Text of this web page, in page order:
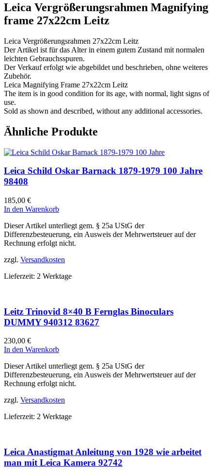
Leica Vergrößerungsrahmen Magnifying
frame 27x22cm Leitz
Leica Vergrößerungsrahmen 27x22cm Leitz
Der Artikel ist für das Alter in einem gutem Zustand mit normalen
leichten Gebrauchsspuren.
Der Verkauf erfolgt wie abgebildet und beschrieben, ohne weiteres
Zubehör.
Leica Magnifying Frame 27x22cm Leitz
The item is in good condition for its age, with normal, light signs of
use.
Sold as shown and described, without any additional accessories.
Ähnliche Produkte
Leica Schild Oskar Barnack 1879-1979 100 Jahre
98408
185,00 €
In den Warenkorb
Dieser Artikel unterliegt gem. § 25a UStG der
Differenzbesteuerung, ein Ausweis der Mehrwertsteuer auf der
Rechnung erfolgt nicht.
zzgl. Versandkosten
Lieferzeit: 2 Werktage
Leitz Trinovid 8×40 B Fernglas Binoculars
DUMMY 940312 83627
230,00 €
In den Warenkorb
Dieser Artikel unterliegt gem. § 25a UStG der
Differenzbesteuerung, ein Ausweis der Mehrwertsteuer auf der
Rechnung erfolgt nicht.
zzgl. Versandkosten
Lieferzeit: 2 Werktage
Leica Anastigmat Anleitung von 1928 wie arbeitet
man mit Leica Kamera 92742